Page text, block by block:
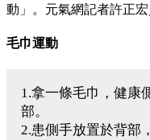
動」。元氣網記者許正
毛巾運動
1.拿一條毛巾，健康
部。
2.患側手放置於背部